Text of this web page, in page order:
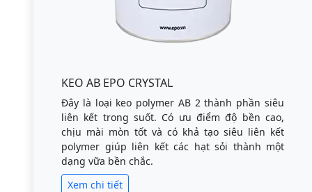
KEO AB EPO CRYSTAL
Đây là loại keo polymer AB 2 thành phần siêu
liên kết trong suốt. Có ưu điểm độ bền cao,
chịu mài mòn tốt và có khả tạo siêu liên kết
polymer giúp liên kết các hạt sỏi thành một
dạng vữa bền chắc.
Xem chi tiết